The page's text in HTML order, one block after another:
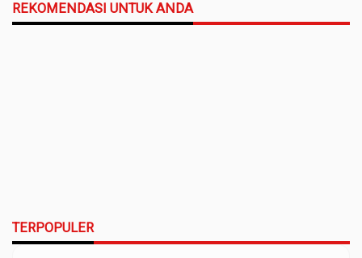
REKOMENDASI UNTUK ANDA
TERPOPULER